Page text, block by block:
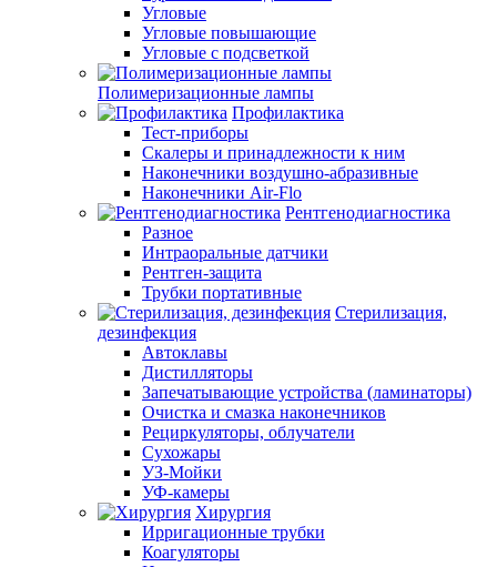
Угловые
Угловые повышающие
Угловые с подсветкой
Полимеризационные лампы
Профилактика
Тест-приборы
Скалеры и принадлежности к ним
Наконечники воздушно-абразивные
Наконечники Air-Flo
Рентгенодиагностика
Разное
Интраоральные датчики
Рентген-защита
Трубки портативные
Стерилизация,
дезинфекция
Автоклавы
Дистилляторы
Запечатывающие устройства (ламинаторы)
Очистка и смазка наконечников
Рециркуляторы, облучатели
Сухожары
УЗ-Мойки
УФ-камеры
Хирургия
Ирригационные трубки
Коагуляторы